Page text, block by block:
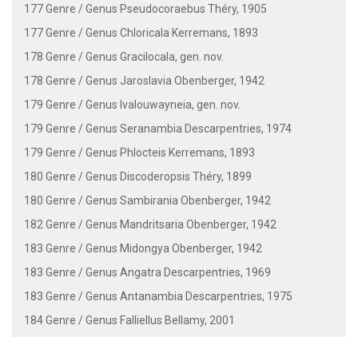
177 Genre / Genus Pseudocoraebus Théry, 1905
177 Genre / Genus Chloricala Kerremans, 1893
178 Genre / Genus Gracilocala, gen. nov.
178 Genre / Genus Jaroslavia Obenberger, 1942
179 Genre / Genus Ivalouwayneia, gen. nov.
179 Genre / Genus Seranambia Descarpentries, 1974
179 Genre / Genus Phlocteis Kerremans, 1893
180 Genre / Genus Discoderopsis Théry, 1899
180 Genre / Genus Sambirania Obenberger, 1942
182 Genre / Genus Mandritsaria Obenberger, 1942
183 Genre / Genus Midongya Obenberger, 1942
183 Genre / Genus Angatra Descarpentries, 1969
183 Genre / Genus Antanambia Descarpentries, 1975
184 Genre / Genus Falliellus Bellamy, 2001